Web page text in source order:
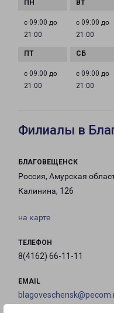
с 09:00 до
21:00
с 09:00 до
21:00
с 09:00 до
21:00
с 09:00 до
21:00
Филиалы в
БЛАГОВЕЩЕНСК
Россия, Амурская
Калинина, 126
на карте
ТЕЛЕФОН
8(4162) 66-11-11
EMAIL